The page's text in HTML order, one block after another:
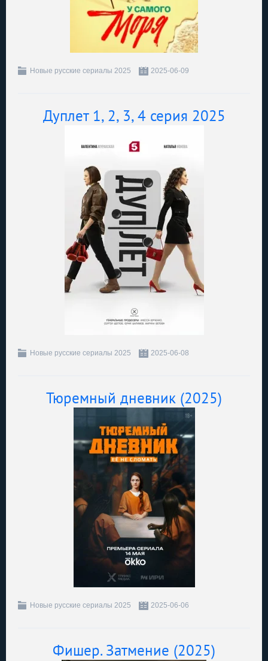
Новые русские сериалы 2025 2025-06-09
Дуплет 1, 2, 3, 4 серия 2025
Новые русские сериалы 2025 2025-06-08
Тюремный дневник (2025)
Новые русские сериалы 2025 2025-06-06
Фишер. Затмение (2025)